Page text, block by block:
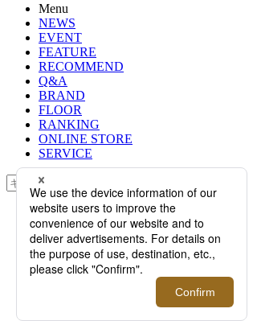
Menu
NEWS
EVENT
FEATURE
RECOMMEND
Q&A
BRAND
FLOOR
RANKING
ONLINE STORE
SERVICE
TOP
PHOTO
＜セブンバイセブン＞の代名詞「レ
ザーアイテム」を豊富に展開するポ
ップアップをメンズ館で開催！【伊